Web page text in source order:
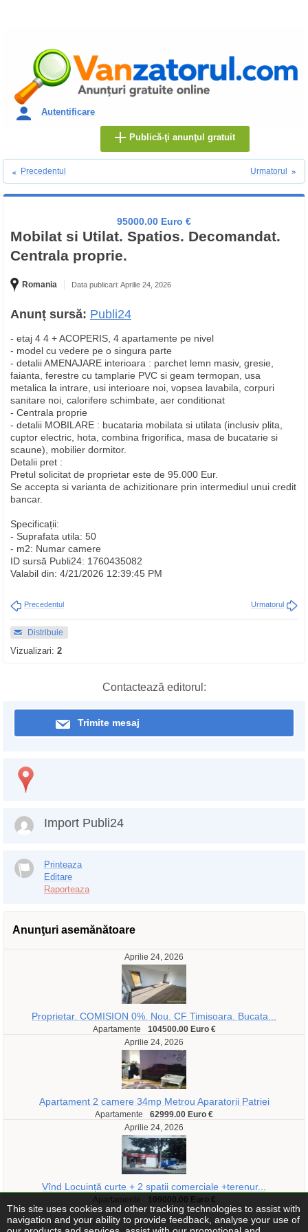
Autentificare
Publică-ţi anunţul gratuit
Precedentul Urmatorul
95000.00 Euro €
Mobilat si Utilat. Spatios. Decomandat.
Centrala proprie.
Romania Data publicari: Aprilie 24, 2026
Anunț sursă: Publi24
- etaj 4 4 + ACOPERIS, 4 apartamente pe nivel
- model cu vedere pe o singura parte
- detalii AMENAJARE interioara : parchet lemn masiv, gresie,
faianta, ferestre cu tamplarie PVC si geam termopan, usa
metalica la intrare, usi interioare noi, vopsea lavabila, corpuri
sanitare noi, calorifere schimbate, aer conditionat
- Centrala proprie
- detalii MOBILARE : bucataria mobilata si utilata (inclusiv plita,
cuptor electric, hota, combina frigorifica, masa de bucatarie si
scaune), mobilier dormitor.
Detalii pret :
Pretul solicitat de proprietar este de 95.000 Eur.
Se accepta si varianta de achizitionare prin intermediul unui credit
bancar.
Specificații:
- Suprafata utila: 50
- m2: Numar camere
ID sursă Publi24: 1760435082
Valabil din: 4/21/2026 12:39:45 PM
Precedentul Urmatorul
Distribuie
Vizualizari: 2
Contactează editorul:
Trimite mesaj
Import Publi24
Printeaza
Editare
Raporteaza
Anunţuri asemănătoare
Aprilie 24, 2026
Proprietar. COMISION 0%. Nou. CF Timisoara. Bucata...
Apartamente
104500.00 Euro €
Aprilie 24, 2026
Apartament 2 camere 34mp Metrou Aparatorii Patriei
Apartamente
62999.00 Euro €
Aprilie 24, 2026
Vînd Locuință curte + 2 spatii comerciale +terenur...
Apartamente 109000.00 Euro €
This site uses cookies and other tracking technologies to assist with
navigation and your ability to provide feedback, analyse your use of